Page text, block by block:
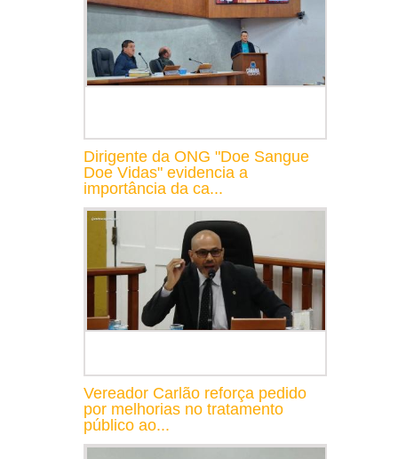
Dirigente da ONG "Doe Sangue
Doe Vidas" evidencia a
importância da ca...
Vereador Carlão reforça pedido
por melhorias no tratamento
público ao...